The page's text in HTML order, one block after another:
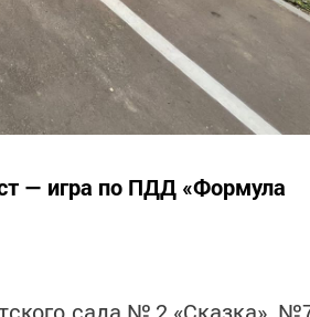
— игра по ПДД «Формула